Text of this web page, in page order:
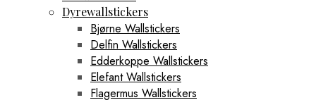
Dyrewallstickers
Bjørne Wallstickers
Delfin Wallstickers
Edderkoppe Wallstickers
Elefant Wallstickers
Flagermus Wallstickers